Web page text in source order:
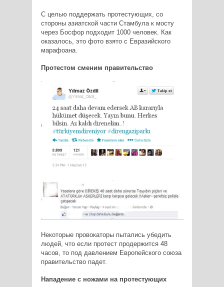
С целью поддержать протестующих, со
стороны азиатской части Стамбула к мосту
через Босфор подходит 1000 человек. Как
оказалось, это фото взято с Евразийского
марафоана.
Протестом сменим правительство
Некоторые провокаторы пытались убедить
людей, что если протест продержится 48
часов, то под давлением Европейского союза
правительство падет.
Нападение с ножами на протестующих